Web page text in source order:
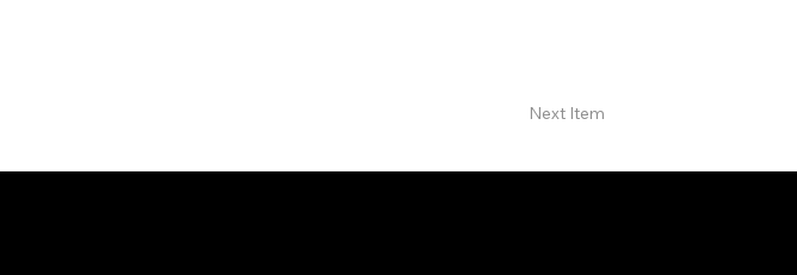
Next Item